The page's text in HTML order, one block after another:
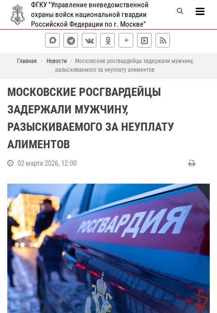
ФГКУ "Управление вневедомственной
охраны войск национальной гвардии
Российской Федерации по г. Москве"
Главная Новости
Московские росгвардейцы задержали мужчину,
разыскиваемого за неуплату алиментов
МОСКОВСКИЕ РОСГВАРДЕЙЦЫ
ЗАДЕРЖАЛИ МУЖЧИНУ,
РАЗЫСКИВАЕМОГО ЗА НЕУПЛАТУ
АЛИМЕНТОВ
02 марта 2026, 12:00